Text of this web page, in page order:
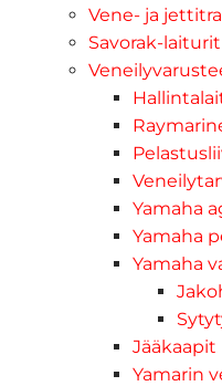
Vene- ja
Savorak-laiturit
Yamaha
Yamaha
Yamaha
Jääkaapit
Yamarin